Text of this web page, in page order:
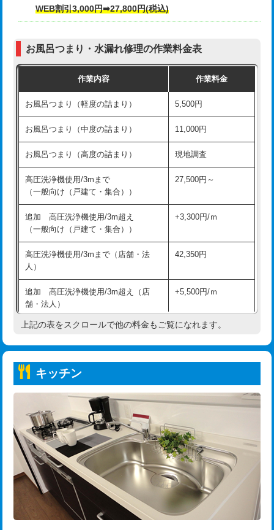
交換・取付（タンク）
交換・取付（普通便座） 11,000円+材料費
交換・取付（温水洗浄便座） 16,500円+材料費
交換・取付(単水栓（壁付・デッキ
式）)
13,200円+材料費
交換・取付(混合水栓（壁付・デッキ
式・ワンホール）)
16,500円+材料費
交換・取付(排水栓・排水トラップ
（P/S/ポップアップ））
22,000円+材料費
交換・取付（その他部品） 11,000円+材料費
持込商品取付（単水栓） 13,200円
持込商品取付（混合水栓）
持込商品取付（浄水器・分岐水栓） 16,500円
持込商品取付（温水洗浄便座） 22,000円
持込商品取付（普通便座⇔温水洗浄便
22,000円
給水管工事※（ホール加工)
給水管工事※（バンド止め) 3,300円
給水管工事※（支持金具設置) 5,500円
給水管工事※（保温材使用（バンド止
め込み）)
5,500円
給水管工事※（土の掘削・埋め戻し作
11,000円
WEB割引3,000円➡27,800円(税込)
お風呂つまり・水漏れ修理の作業料金表
作業内容 作業料金
お風呂つまり（軽度の詰まり） 5,500円
お風呂つまり（中度の詰まり） 11,000円
お風呂つまり（高度の詰まり） 現地調査
高圧洗浄機使用/3mまで
（一般向け（戸建て・集合））
27,500円～
追加 高圧洗浄機使用/3m超え
（一般向け（戸建て・集合））
+3,300円/ｍ
高圧洗浄機使用/3mまで（店舗・法
人）
42,350円
追加 高圧洗浄機使用/3m超え（店
舗・法人）
+5,500円/ｍ
高度高圧洗浄換 現地調査
トーラー機使用/3mまで
追加トーラー機使用/3m超え +3,300円
カメラ調査 33,000円
桝清掃 8,800円
止水・漏水調査・防水処理・清掃・修
理・調整・分解・加工など（軽作業）
11,000円
止水・漏水調査・防水処理・清掃・修
22,000円
上記の表をスクロールで他の料金もご覧になれます。
キッチン